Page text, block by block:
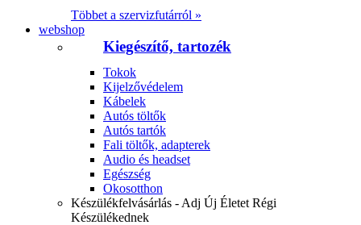
Többet a szervizfutárról »
webshop
Kiegészítő, tartozék
Tokok
Kijelzővédelem
Kábelek
Autós töltők
Autós tartók
Fali töltők, adapterek
Audio és headset
Egészség
Okosotthon
Készülékfelvásárlás - Adj Új Életet Régi
Készülékednek